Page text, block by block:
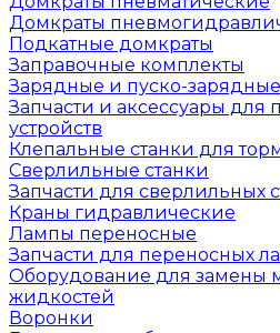
Домкраты
Подкатные домкраты
Заправочные комплекты
Зарядные и пуско-зарядные
Запчасти и аксессуары для
устройств
Клепальные станки для
Сверлильные станки
Запчасти для сверлильных
Краны гидравлические
Лампы переносные
Запчасти для переносных
Оборудование для замены
жидкостей
Воронки